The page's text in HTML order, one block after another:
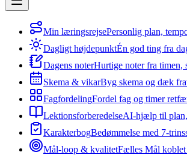
Min læringsrejsePersonlig plan,
Dagligt højdepunktÉn god ting fra
Dagens noterHurtige noter fra timen,
Skema & vikarByg skema og dæk
FagfordelingFordel fag og timer
LektionsforberedelseAI-hjælp til plan,
KarakterbogBedømmelse med 7-
Mål-loop & kvalitetFælles Mål